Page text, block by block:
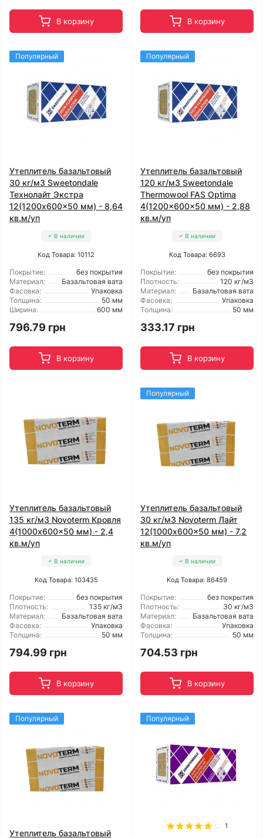
В корзину В корзину
Популярный
Утеплитель базальтовый
30 кг/м3 Sweetondale
Технолайт Экстра
12(1200x600x50 мм) - 8,64
кв.м/уп
В наличии
Код Товара: 10112
Покрытие:
без покрытия
Материал:
Базальтовая вата
Фасовка:
Упаковка
Толщина:
50 мм
Ширина:
600 мм
796.79 грн
В корзину
Популярный
Утеплитель базальтовый
120 кг/м3 Sweetondale
Thermowool FAS Optima
4(1200x600x50 мм) - 2,88
кв.м/уп
В наличии
Код Товара: 6693
Покрытие:
без покрытия
Плотность:
120 кг/м3
Материал:
Базальтовая вата
Фасовка:
Упаковка
Толщина:
50 мм
333.17 грн
В корзину
Утеплитель базальтовый
135 кг/м3 Novoterm Кровля
4(1000x600x50 мм) - 2,4
кв.м/уп
В наличии
Код Товара: 103435
Покрытие:
без покрытия
Плотность:
135 кг/м3
Материал:
Базальтовая вата
Фасовка:
Упаковка
Толщина:
50 мм
794.99 грн
В корзину
Популярный
Утеплитель базальтовый
30 кг/м3 Novoterm Лайт
12(1000x600x50 мм) - 7,2
кв.м/уп
В наличии
Код Товара: 86459
Покрытие:
без покрытия
Плотность:
30 кг/м3
Материал:
Базальтовая вата
Фасовка:
Упаковка
Толщина:
50 мм
704.53 грн
В корзину
Популярный
Утеплитель базальтовый
Популярный
1